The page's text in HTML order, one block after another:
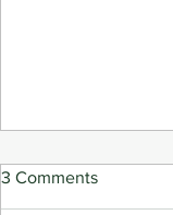
3 Comments